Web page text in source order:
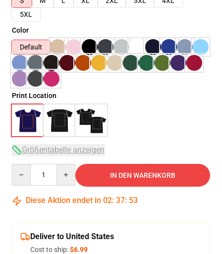
5XL
Color
Default
Print Location
Größentabelle anzeigen
IN DEN WARENKORB
Diese Aktion endet in 02: 37: 53
Deliver to United States
Cost to ship:$6.99